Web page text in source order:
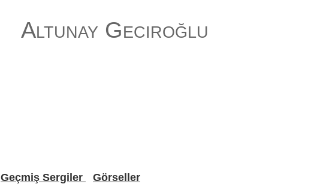
Altunay Geciroğlu
Geçmiş Sergiler Görseller